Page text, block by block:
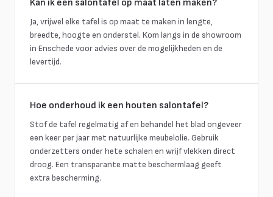
Kan ik een salontafel op maat laten maken?
Ja, vrijwel elke tafel is op maat te maken in lengte,
breedte, hoogte en onderstel. Kom langs in de showroom
in Enschede voor advies over de mogelijkheden en de
levertijd.
Hoe onderhoud ik een houten salontafel?
Stof de tafel regelmatig af en behandel het blad ongeveer
een keer per jaar met natuurlijke meubelolie. Gebruik
onderzetters onder hete schalen en wrijf vlekken direct
droog. Een transparante matte beschermlaag geeft
extra bescherming.